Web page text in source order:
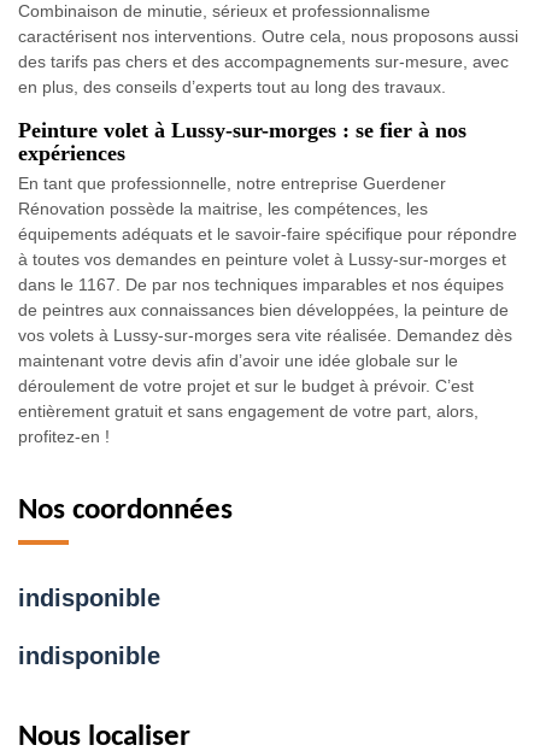
Combinaison de minutie, sérieux et professionnalisme
caractérisent nos interventions. Outre cela, nous proposons aussi
des tarifs pas chers et des accompagnements sur-mesure, avec
en plus, des conseils d’experts tout au long des travaux.
Peinture volet à Lussy-sur-morges : se fier à nos
expériences
En tant que professionnelle, notre entreprise Guerdener
Rénovation possède la maitrise, les compétences, les
équipements adéquats et le savoir-faire spécifique pour répondre
à toutes vos demandes en peinture volet à Lussy-sur-morges et
dans le 1167. De par nos techniques imparables et nos équipes
de peintres aux connaissances bien développées, la peinture de
vos volets à Lussy-sur-morges sera vite réalisée. Demandez dès
maintenant votre devis afin d’avoir une idée globale sur le
déroulement de votre projet et sur le budget à prévoir. C’est
entièrement gratuit et sans engagement de votre part, alors,
profitez-en !
Nos coordonnées
indisponible
indisponible
Nous localiser